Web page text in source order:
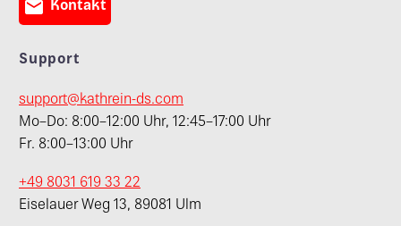
 Kontakt
Support
support@kathrein-ds.com
Mo–Do: 8:00–12:00 Uhr, 12:45–17:00 Uhr
Fr. 8:00–13:00 Uhr
+49 8031 619 33 22
Eiselauer Weg 13, 89081 Ulm